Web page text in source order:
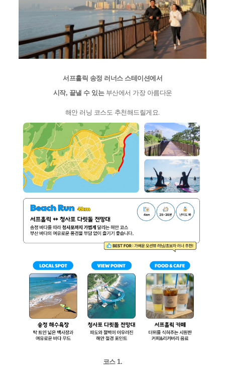
서프홀릭 송정 러너스 스테이션에서
시작, 끝낼 수 있는 부산에서 가장 아름다운
코스 1.